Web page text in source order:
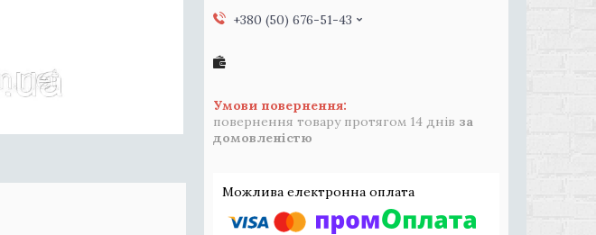
+380 (50) 676-51-43
повернення товару протягом 14 днів за
домовленістю